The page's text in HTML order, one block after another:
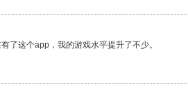
了这个app，我的游戏水平提升了不少。